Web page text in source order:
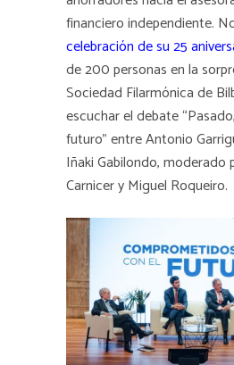
financiero independiente.
celebración de su 25
de 200 personas en la
Sociedad Filarmónica de
escuchar el debate
futuro” entre Antonio
Iñaki Gabilondo, moderado
Carnicer y Miguel Roqueiro.